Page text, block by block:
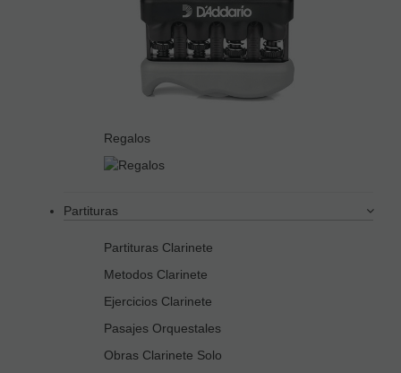
Regalos
Partituras
Partituras Clarinete
Metodos Clarinete
Ejercicios Clarinete
Pasajes Orquestales
Obras Clarinete Solo